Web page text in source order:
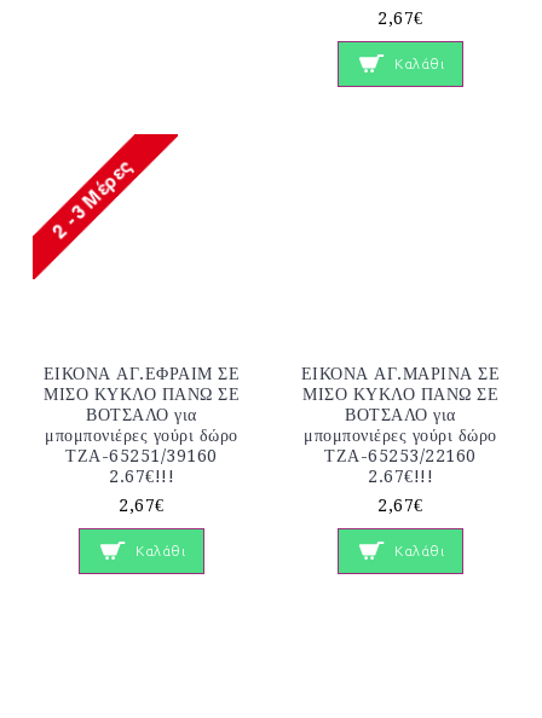
2,67€
Καλάθι
ΕΙΚΟΝΑ ΑΓ.ΕΦΡΑΙΜ ΣΕ
ΜΙΣΟ ΚΥΚΛΟ ΠΑΝΩ ΣΕ
ΒΟΤΣΑΛΟ για
μπομπονιέρες γούρι δώρο
ΤΖΑ-65251/39160
2.67€!!!
2,67€
Καλάθι
ΕΙΚΟΝΑ ΑΓ.ΜΑΡΙΝΑ ΣΕ
ΜΙΣΟ ΚΥΚΛΟ ΠΑΝΩ ΣΕ
ΒΟΤΣΑΛΟ για
μπομπονιέρες γούρι δώρο
ΤΖΑ-65253/22160
2.67€!!!
2,67€
Καλάθι